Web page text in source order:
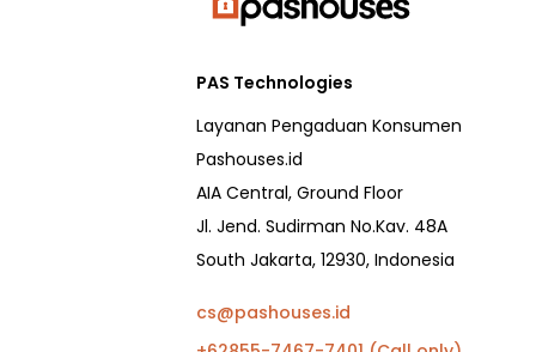
PAS Technologies
Layanan Pengaduan Konsumen
Pashouses.id
AIA Central, Ground Floor
Jl. Jend. Sudirman No.Kav. 48A
South Jakarta, 12930, Indonesia
cs@pashouses.id